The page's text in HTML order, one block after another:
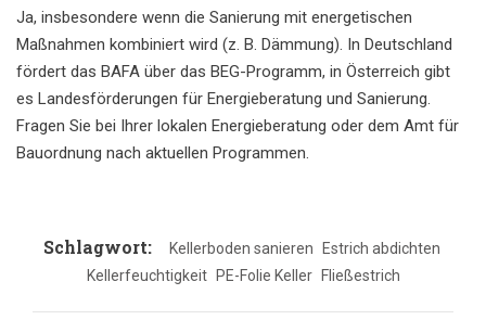
Ja, insbesondere wenn die Sanierung mit energetischen
Maßnahmen kombiniert wird (z. B. Dämmung). In Deutschland
fördert das BAFA über das BEG-Programm, in Österreich gibt
es Landesförderungen für Energieberatung und Sanierung.
Fragen Sie bei Ihrer lokalen Energieberatung oder dem Amt für
Bauordnung nach aktuellen Programmen.
Schlagwort: Kellerboden sanieren
Estrich abdichten
Kellerfeuchtigkeit
PE-Folie Keller Fließestrich